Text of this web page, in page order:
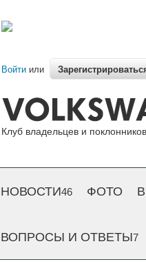
Войти или
Клуб владельцев и
НОВОСТИ46 ФОТО
ВОПРОСЫ И ОТВЕТЫ7